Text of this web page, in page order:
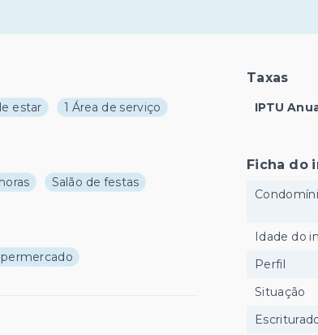
estar 1 Área de serviço
Salão de festas
Taxas
IPTU
Ficha do
Idade do
Perfil
Situação